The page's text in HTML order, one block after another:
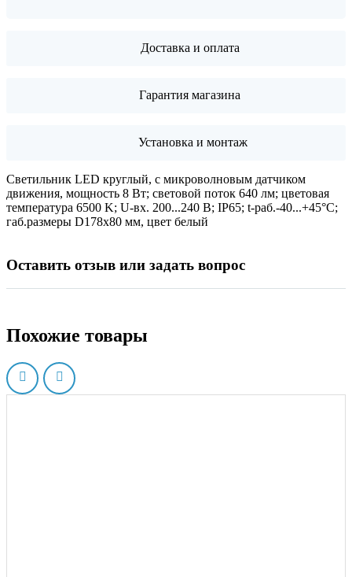
Доставка и оплата
Гарантия магазина
Установка и монтаж
Светильник LED круглый, с микроволновым датчиком
движения, мощность 8 Вт; световой поток 640 лм; цветовая
температура 6500 K; U-вх. 200...240 В; IP65; t-раб.-40...+45°C;
габ.размеры D178х80 мм, цвет белый
Оставить отзыв или задать вопрос
Похожие товары